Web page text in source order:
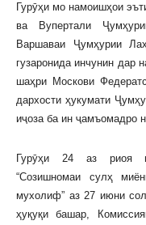
Гурӯҳи мо намоишҳои
ва Вупертали
Варшаваи Ҷумҳурии
гузаронида инчунин дар
шаҳри Москови
дархости ҳукумати
иҷоза ба ин ҷамъомадро
Гурӯҳи 24 аз риоя
“Созишномаи сулҳ
мухолиф” аз 27 июни
ҳуқуқи башар,